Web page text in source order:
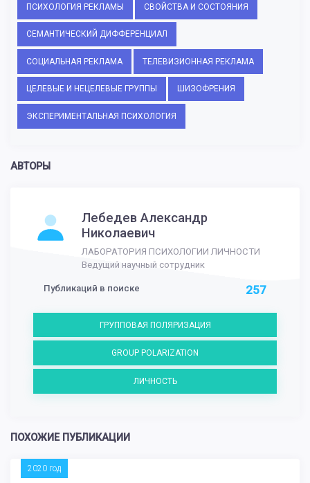
ПСИХОЛОГИЯ РЕКЛАМЫ СВОЙСТВА И СОСТОЯНИЯ
СЕМАНТИЧЕСКИЙ ДИФФЕРЕНЦИАЛ
СОЦИАЛЬНАЯ РЕКЛАМА ТЕЛЕВИЗИОННАЯ РЕКЛАМА
ЦЕЛЕВЫЕ И НЕЦЕЛЕВЫЕ ГРУППЫ ШИЗОФРЕНИЯ
ЭКСПЕРИМЕНТАЛЬНАЯ ПСИХОЛОГИЯ
АВТОРЫ
Лебедев Александр
Николаевич
ЛАБОРАТОРИЯ ПСИХОЛОГИИ ЛИЧНОСТИ
Ведущий научный сотрудник
Публикаций в поиске 257
ГРУППОВАЯ ПОЛЯРИЗАЦИЯ
GROUP POLARIZATION
ЛИЧНОСТЬ
ПОХОЖИЕ ПУБЛИКАЦИИ
2020 год